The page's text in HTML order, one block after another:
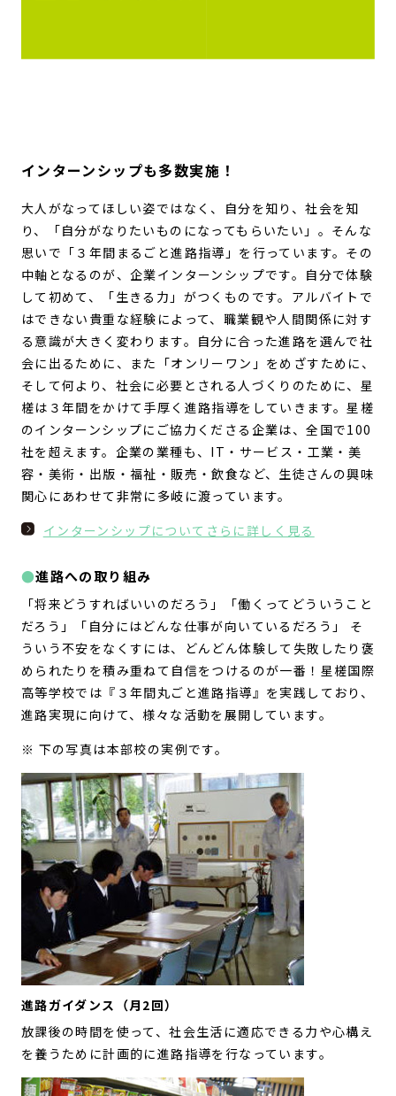
インターンシップも多数実施！
大人がなってほしい姿ではなく、自分を知り、社会を知
り、「自分がなりたいものになってもらいたい」。そんな
思いで「３年間まるごと進路指導」を行っています。その
中軸となるのが、企業インターンシップです。自分で体験
して初めて、「生きる力」がつくものです。アルバイトで
はできない貴重な経験によって、職業観や人間関係に対す
る意識が大きく変わります。自分に合った進路を選んで社
会に出るために、また「オンリーワン」をめざすために、
そして何より、社会に必要とされる人づくりのために、星
槎は３年間をかけて手厚く進路指導をしていきます。星槎
のインターンシップにご協力くださる企業は、全国で100
社を超えます。企業の業種も、IT・サービス・工業・美
容・美術・出版・福祉・販売・飲食など、生徒さんの興味
関心にあわせて非常に多岐に渡っています。
インターンシップについてさらに詳しく見る
進路への取り組み
「将来どうすればいいのだろう」「働くってどういうこと
だろう」「自分にはどんな仕事が向いているだろう」 そ
ういう不安をなくすには、どんどん体験して失敗したり褒
められたりを積み重ねて自信をつけるのが一番！星槎国際
高等学校では『３年間丸ごと進路指導』を実践しており、
進路実現に向けて、様々な活動を展開しています。
※ 下の写真は本部校の実例です。
進路ガイダンス（月2回）
放課後の時間を使って、社会生活に適応できる力や心構え
を養うために計画的に進路指導を行なっています。